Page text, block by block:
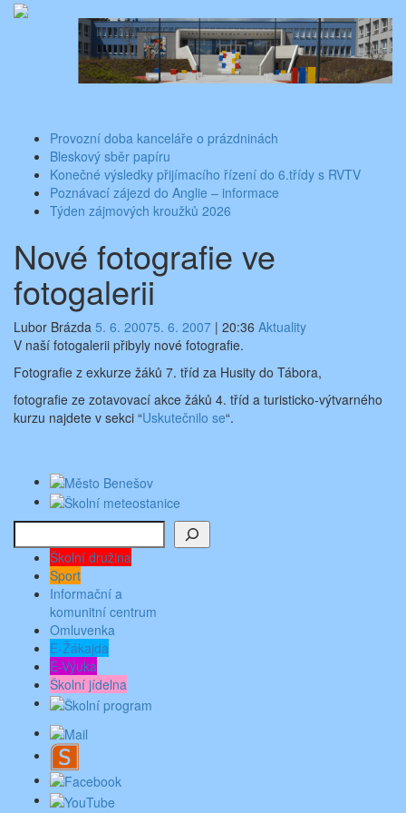
SkipAktuality ze školy
Základní škola Benešov, Dukelská 1818
Provozní doba kanceláře o prázdninách
Bleskový sběr papíru
Konečné výsledky přijímacího řízení do 6.třídy s RVTV
Poznávací zájezd do Anglie – informace
Týden zájmových kroužků 2026
Nové fotografie ve
fotogalerii
Lubor Brázda 5. 6. 20075. 6. 2007 | 20:36 Aktuality
V naší fotogalerii přibyly nové fotografie.
Fotografie z exkurze žáků 7. tříd za Husity do Tábora,
fotografie ze zotavovací akce žáků 4. tříd a turisticko-výtvarného
kurzu najdete v sekci “Uskutečnilo se“.
Školní družina
Sport
Informační a
komunitní centrum
Omluvenka
E-Žákajda
E-Výuka
Školní jídelna